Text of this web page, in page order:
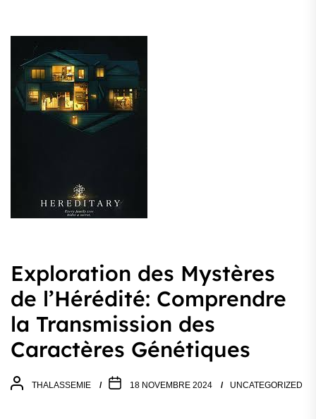
Exploration des Mystères
de l’Hérédité: Comprendre
la Transmission des
Caractères Génétiques
THALASSEMIE 18 NOVEMBRE 2024 UNCATEGORIZED